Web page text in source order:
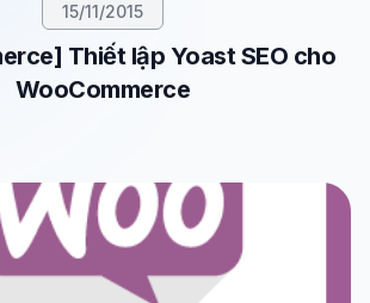
15/11/2015
Thiết lập Yoast SEO cho
WooCommerce